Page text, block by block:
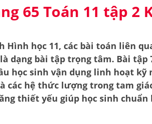
65 Toán 11 tập
Hình học 11, các bài toán liên
là dạng bài tập trọng tâm. Bài tập
học sinh vận dụng linh hoạt kỹ
các hệ thức lượng trong tam
thiết yếu giúp học sinh